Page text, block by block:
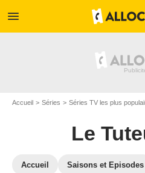
menu
Accueil Séries Séries TV les plus
Le
Accueil Saisons et Episodes